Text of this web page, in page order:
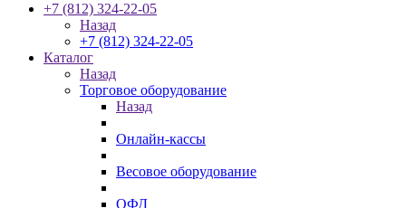
+7 (812) 324-22-05
Назад
+7 (812) 324-22-05
Каталог
Назад
Торговое оборудование
Назад
Онлайн-кассы
Весовое оборудование
ОФД